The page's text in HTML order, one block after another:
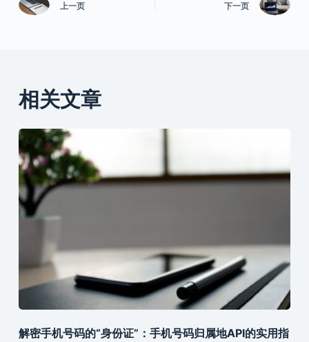
上一页 下一页
相关文章
解密手机号码的“身份证”：手机号码归属地API的实用指